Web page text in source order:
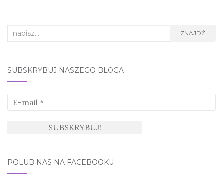
Search
ZNAJDŹ
SUBSKRYBUJ NASZEGO BLOGA
POLUB NAS NA FACEBOOKU